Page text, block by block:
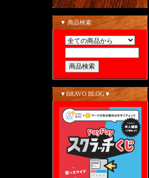
▼ 商品検索
▼BRAVO BLOG▼